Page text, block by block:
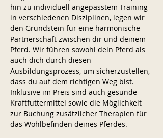
hin zu individuell angepasstem Training
in verschiedenen Disziplinen, legen wir
den Grundstein für eine harmonische
Partnerschaft zwischen dir und deinem
Pferd. Wir führen sowohl dein Pferd als
auch dich durch diesen
Ausbildungsprozess, um sicherzustellen,
dass du auf dem richtigen Weg bist.
Inklusive im Preis sind auch gesunde
Kraftfuttermittel sowie die Möglichkeit
zur Buchung zusätzlicher Therapien für
das Wohlbefinden deines Pferdes.